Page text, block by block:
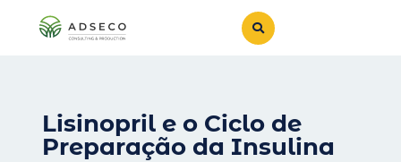
Lisinopril e o Ciclo de
Preparação da Insulina